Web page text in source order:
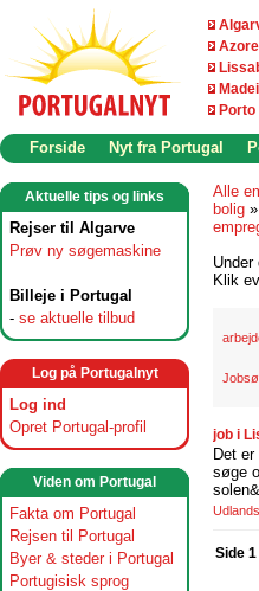
Porto
Forside Nyt fra Portugal
Aktuelle tips og links
Rejser til Algarve
Prøv ny søgemaskine
Billeje i Portugal
- se aktuelle tilbud
Log på Portugalnyt
Log ind
Opret Portugal-profil
Viden om Portugal
Fakta om Portugal
Rejsen til Portugal
Byer & steder i Portugal
Portugisisk sprog
Alle
bolig »
Under
Klik
job i
Det
søge
Side